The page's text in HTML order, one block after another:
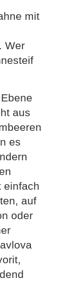
mit
Wer
aus
es
einfach
auf
oder